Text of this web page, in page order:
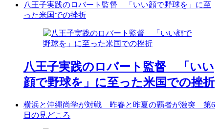
八王子実践のロバート監督 「いい顔で野球を」に至
った米国での挫折
八王子実践のロバート監督 「いい
顔で野球を」に至った米国での挫折
横浜と沖縄尚学が対戦 昨春と昨夏の覇者が激突 第6
日の見どころ